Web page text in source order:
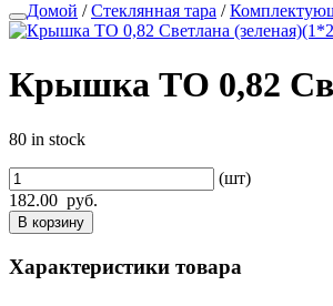
Домой /Стеклянная тара /
Крышка ТО 0,82
80 in stock
(шт)
182.00 руб.
В корзину
Характеристики товара